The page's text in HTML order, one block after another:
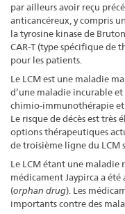
par ailleurs avoir reçu
anticancéreux, y compris
la tyrosine kinase de
CAR-T (type spécifique de
pour les patients.
Le LCM est une maladie
d’une maladie incurable
chimio-immunothérapie et
Le risque de décès est très
options thérapeutiques
de troisième ligne du LCM
Le LCM étant une
médicament Jaypirca a
(orphan drug). Les
importants contre des